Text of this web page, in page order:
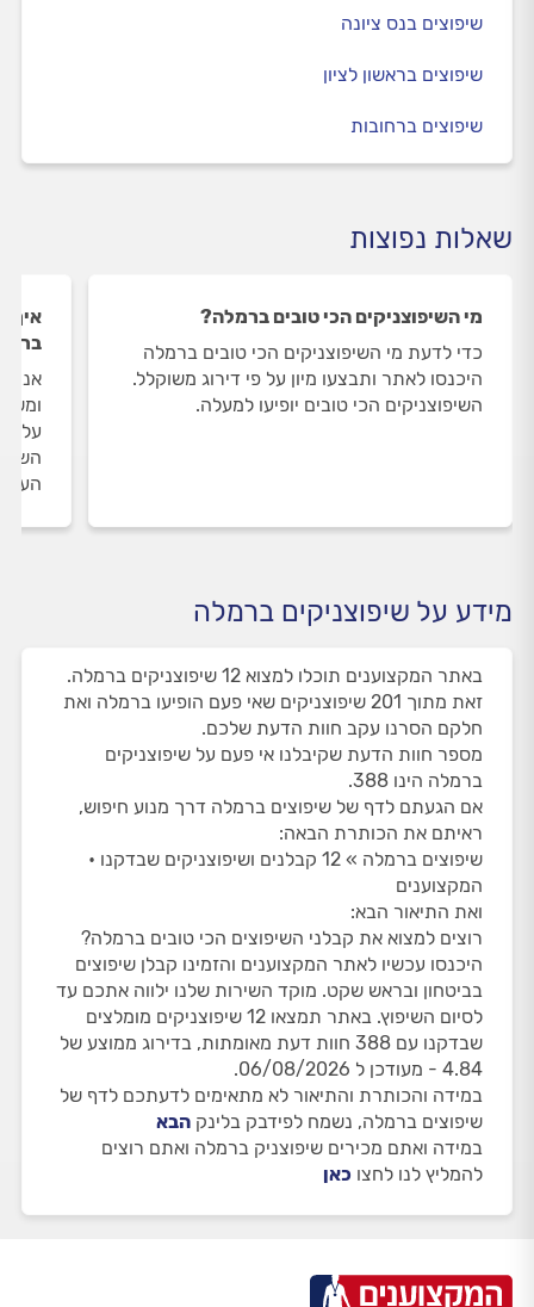
שיפוצים בנס ציונה
שיפוצים בראשון לציון
שיפוצים ברחובות
שאלות נפוצות
מי השיפוצניקים הכי טובים ברמלה?
כדי לדעת מי השיפוצניקים הכי טובים ברמלה
היכנסו לאתר ותבצעו מיון על פי דירוג משוקלל.
השיפוצניקים הכי טובים יופיעו למעלה.
איך
על
מידע על שיפוצניקים ברמלה
באתר המקצוענים תוכלו למצוא 12 שיפוצניקים ברמלה.
זאת מתוך 201 שיפוצניקים שאי פעם הופיעו ברמלה ואת
חלקם הסרנו עקב חוות הדעת שלכם.
מספר חוות הדעת שקיבלנו אי פעם על שיפוצניקים
ברמלה הינו 388.
אם הגעתם לדף של שיפוצים ברמלה דרך מנוע חיפוש,
ראיתם את הכותרת הבאה:
שיפוצים ברמלה » 12 קבלנים ושיפוצניקים שבדקנו •
המקצוענים
ואת התיאור הבא:
רוצים למצוא את קבלני השיפוצים הכי טובים ברמלה?
היכנסו עכשיו לאתר המקצוענים והזמינו קבלן שיפוצים
בביטחון ובראש שקט. מוקד השירות שלנו ילווה אתכם עד
לסיום השיפוץ. באתר תמצאו 12 שיפוצניקים מומלצים
שבדקנו עם 388 חוות דעת מאומתות, בדירוג ממוצע של
4.84 - מעודכן ל 06/08/2026.
במידה והכותרת והתיאור לא מתאימים לדעתכם לדף של
שיפוצים ברמלה, נשמח לפידבק בלינק הבא
במידה ואתם מכירים שיפוצניק ברמלה ואתם רוצים
להמליץ לנו לחצו כאן